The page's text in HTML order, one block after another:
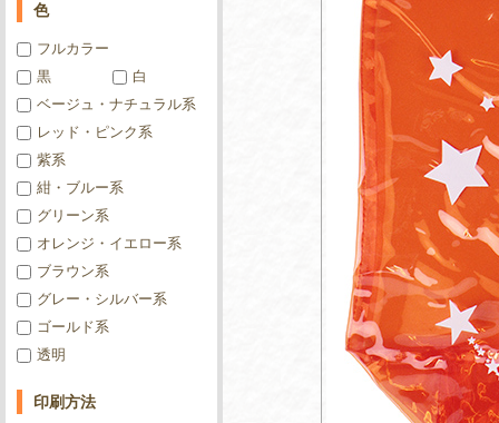
色
フルカラー
黒
白
ベージュ・ナチュラル系
レッド・ピンク系
紫系
紺・ブルー系
グリーン系
オレンジ・イエロー系
ブラウン系
グレー・シルバー系
ゴールド系
透明
印刷方法